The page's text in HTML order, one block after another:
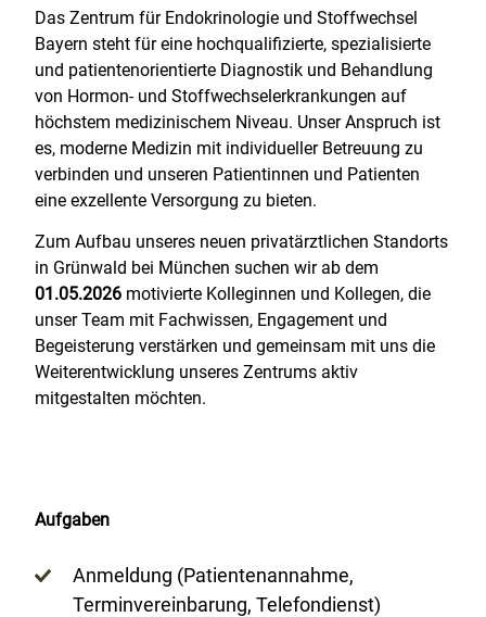
Das Zentrum für Endokrinologie und Stoffwechsel
Bayern steht für eine hochqualifizierte, spezialisierte
und patientenorientierte Diagnostik und Behandlung
von Hormon- und Stoffwechselerkrankungen auf
höchstem medizinischem Niveau. Unser Anspruch ist
es, moderne Medizin mit individueller Betreuung zu
verbinden und unseren Patientinnen und Patienten
eine exzellente Versorgung zu bieten.
Zum Aufbau unseres neuen privatärztlichen Standorts
in Grünwald bei München suchen wir ab dem
01.05.2026 motivierte Kolleginnen und Kollegen, die
unser Team mit Fachwissen, Engagement und
Begeisterung verstärken und gemeinsam mit uns die
Weiterentwicklung unseres Zentrums aktiv
mitgestalten möchten.
Aufgaben
Anmeldung (Patientenannahme,
Terminvereinbarung, Telefondienst)